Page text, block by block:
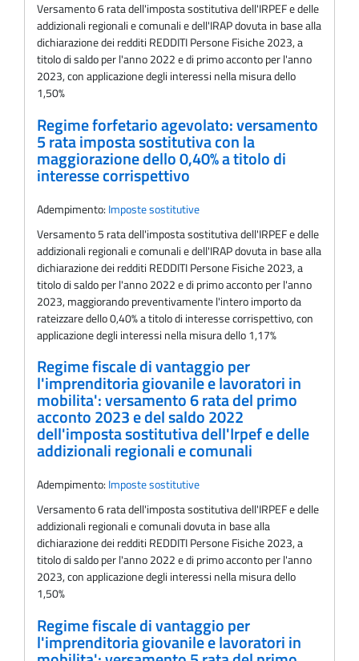
Versamento 6 rata dell'imposta sostitutiva dell'IRPEF e delle
addizionali regionali e comunali e dell'IRAP dovuta in base alla
dichiarazione dei redditi REDDITI Persone Fisiche 2023, a
titolo di saldo per l'anno 2022 e di primo acconto per l'anno
2023, con applicazione degli interessi nella misura dello
1,50%
Regime forfetario agevolato: versamento
5 rata imposta sostitutiva con la
maggiorazione dello 0,40% a titolo di
interesse corrispettivo
Adempimento: Imposte sostitutive
Versamento 5 rata dell'imposta sostitutiva dell'IRPEF e delle
addizionali regionali e comunali e dell'IRAP dovuta in base alla
dichiarazione dei redditi REDDITI Persone Fisiche 2023, a
titolo di saldo per l'anno 2022 e di primo acconto per l'anno
2023, maggiorando preventivamente l'intero importo da
rateizzare dello 0,40% a titolo di interesse corrispettivo, con
applicazione degli interessi nella misura dello 1,17%
Regime fiscale di vantaggio per
l'imprenditoria giovanile e lavoratori in
mobilita': versamento 6 rata del primo
acconto 2023 e del saldo 2022
dell'imposta sostitutiva dell'Irpef e delle
addizionali regionali e comunali
Adempimento: Imposte sostitutive
Versamento 6 rata dell'imposta sostitutiva dell'IRPEF e delle
addizionali regionali e comunali dovuta in base alla
dichiarazione dei redditi REDDITI Persone Fisiche 2023, a
titolo di saldo per l'anno 2022 e di primo acconto per l'anno
2023, con applicazione degli interessi nella misura dello
1,50%
Regime fiscale di vantaggio per
l'imprenditoria giovanile e lavoratori in